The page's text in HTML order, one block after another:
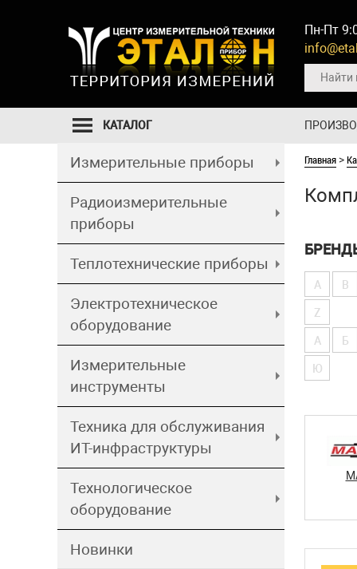
Пн-Пт
КАТАЛОГ
Измерительные приборы
Радиоизмерительные
приборы
Теплотехнические приборы
Электротехническое
оборудование
Измерительные
инструменты
Техника для обслуживания
ИТ-инфраструктуры
Технологическое
оборудование
Новинки
Главная >
A B
Z
А Б
Ю